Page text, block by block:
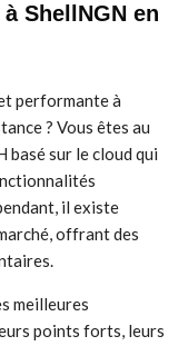
ShellNGN en
performante à
? Vous êtes au
basé sur le cloud qui
il existe
offrant des
meilleures
points forts, leurs